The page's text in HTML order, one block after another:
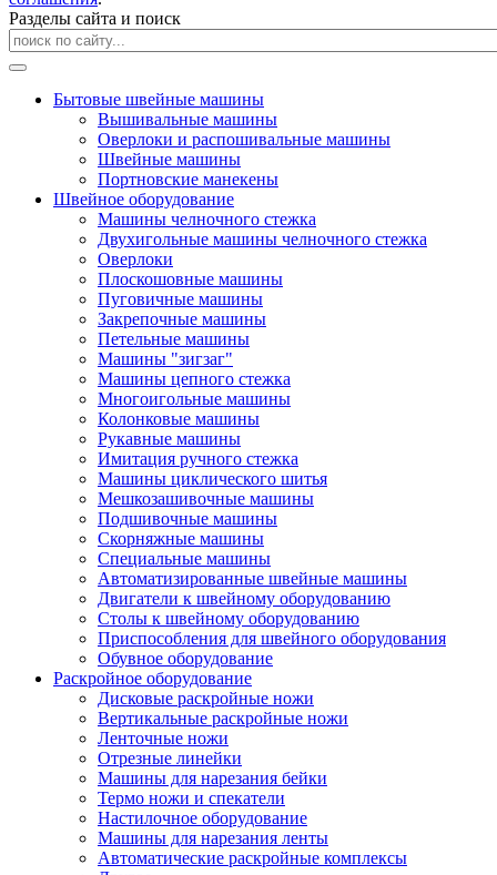
Разделы сайта и поиск
Бытовые швейные машины
Вышивальные машины
Оверлоки и распошивальные машины
Швейные машины
Портновские манекены
Швейное оборудование
Машины челночного стежка
Двухигольные машины челночного стежка
Оверлоки
Плоскошовные машины
Пуговичные машины
Закрепочные машины
Петельные машины
Машины "зигзаг"
Машины цепного стежка
Многоигольные машины
Колонковые машины
Рукавные машины
Имитация ручного стежка
Машины циклического шитья
Мешкозашивочные машины
Подшивочные машины
Скорняжные машины
Специальные машины
Автоматизированные швейные машины
Двигатели к швейному оборудованию
Столы к швейному оборудованию
Приспособления для швейного оборудования
Обувное оборудование
Раскройное оборудование
Дисковые раскройные ножи
Вертикальные раскройные ножи
Ленточные ножи
Отрезные линейки
Машины для нарезания бейки
Термо ножи и спекатели
Настилочное оборудование
Машины для нарезания ленты
Автоматические раскройные комплексы